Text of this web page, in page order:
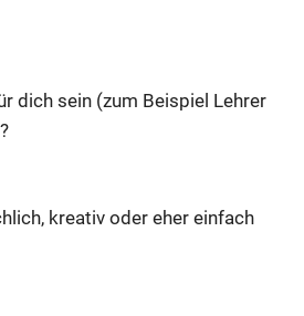
dich sein (zum Beispiel Lehrer
kreativ oder eher einfach